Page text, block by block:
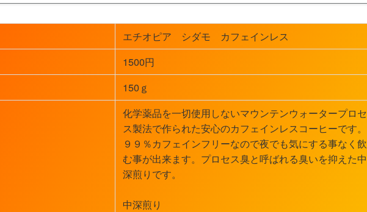
エチオピア シダモ カフェインレス
1500円
150ｇ
化学薬品を一切使用しないマウンテンウォータープロセ
ス製法で作られた安心のカフェインレスコーヒーです。
９９％カフェインフリーなので夜でも気にする事なく飲
む事が出来ます。プロセス臭と呼ばれる臭いを抑えた中
深煎りです。
中深煎り